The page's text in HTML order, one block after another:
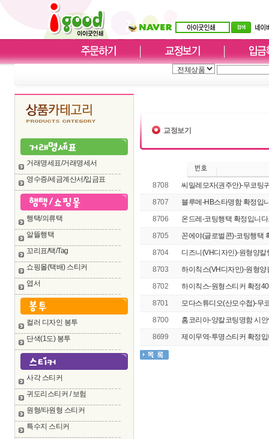
거래명세표/거래명세서
영수증/세금계산서/입금표
행택/의류택
알뜰행택
꼬리표/택/Tag
쇼핑몰(택배) 스티커
엽서
컬러 디자인 봉투
단색(1도) 봉투
사각 스티커
귀도리스티커 / 보험
원형/타원형 스티커
특수지 스티커
교정보기
8708
씨밀레모자(권주안)-무코팅
8707
블루메-HB스타명함 확정입
8706
온드레-코팅행택 확정입니
8705
꼰에야(글로벌콘)-코팅행택
8704
디즈니(VH디자인)-원형양칼
8703
하이칙스(VH디자인)-원형
8702
하이칙스-원형스티커 확정
8701
모다스튜디오(산모수첩)-무
8700
홈코리아-양칼코팅명함 시
8699
제이무역-투명스티커 확정